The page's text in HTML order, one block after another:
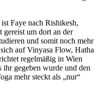
Faye nach Rishikesh,
gereist um dort an der
und somit noch mehr
auf Vinyasa Flow, Hatha
regelmäßig in Wien
gegeben wurde und den
mehr steckt als „nur“